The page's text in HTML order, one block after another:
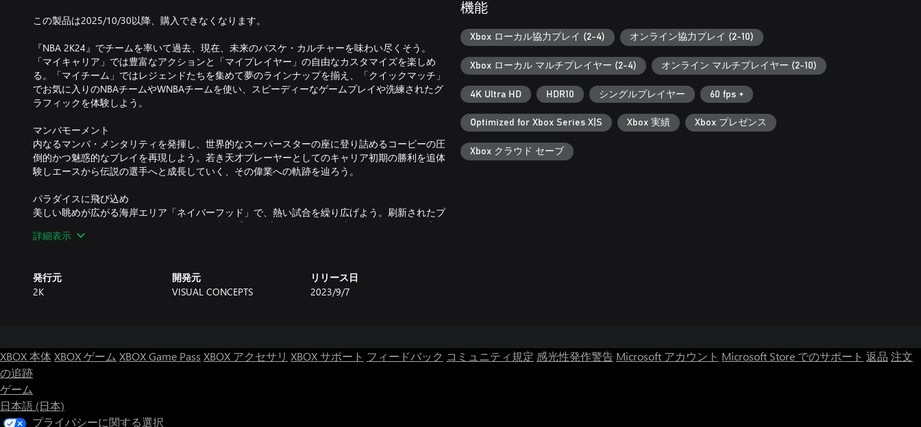
この製品は2025/10/30以降、購入できなくなります。
『NBA 2K24』でチームを率いて過去、現在、未来のバスケ・カルチャーを味わい尽くそう。
「マイキャリア」では豊富なアクションと「マイプレイヤー」の自由なカスタマイズを楽しめ
る。「マイチーム」ではレジェンドたちを集めて夢のラインナップを揃え、「クイックマッチ」
でお気に入りのNBAチームやWNBAチームを使い、スピーディーなゲームプレイや洗練されたグ
ラフィックを体験しよう。
マンバモーメント
内なるマンバ・メンタリティを発揮し、世界的なスーパースターの座に登り詰めるコービーの圧
倒的かつ魅惑的なプレイを再現しよう。若き天才プレーヤーとしてのキャリア初期の勝利を追体
験しエースから伝説の選手へと成長していく、その偉業への軌跡を辿ろう。
パラダイスに飛び込め
美しい眺めが広がる海岸エリア「ネイバーフッド」で、熱い試合を繰り広げよう。刷新されたプ
レイヤービルダーで自分のスキルセットに合う「マイプレイヤー」を作成することで強みを生か
し、進化したバッジシステムを最大限に活用できる。崖沿いの地形を探索し、最適化された新ク
「マイチーム」を管理
おなじみのカード収集モードが膨大なカスタマイズ要素と共に帰ってくる。現代のオールスター
ムーブを決めろ
て効果的にプレイできるアクションを体験しよう。
詳細表示
発行元
2K
開発元
VISUAL CONCEPTS
リリース日
2023/9/7
機能
Xbox ローカル協力プレイ (2-4) オンライン協力プレイ (2-10)
Xbox ローカル マルチプレイヤー (2-4) オンライン マルチプレイヤー (2-10)
4K Ultra HD HDR10 シングルプレイヤー 60 fps +
Optimized for Xbox Series X|S Xbox 実績 Xbox プレゼンス
Xbox クラウド セーブ
XBOX 本体XBOX ゲーム XBOX Game Pass XBOX アクセサリ XBOX サポート フィードバック コミュニティ規定 感光性発作警告 Microsoft アカウント Microsoft Store でのサポート 返品 注文
の追跡
ゲーム
日本語 (日本)
プライバシーに関する選択